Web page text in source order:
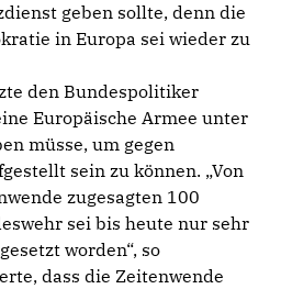
geben sollte, denn die
in Europa sei wieder zu
den Bundespolitiker
Europäische Armee unter
müsse, um gegen
sein zu können. „Von
zugesagten 100
sei bis heute nur sehr
worden“, so
dass die Zeitenwende